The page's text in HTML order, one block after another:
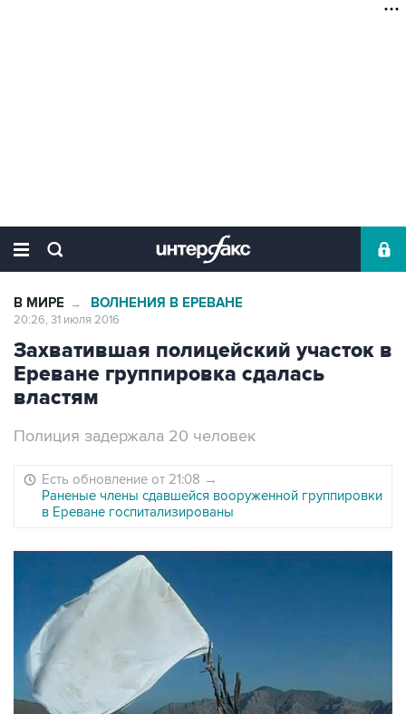
В МИРЕ → ВОЛНЕНИЯ В ЕРЕВАНЕ
20:26, 31 июля 2016
Захватившая полицейский участок в
Ереване группировка сдалась
властям
Полиция задержала 20 человек
Есть обновление от 21:08 →
Раненые члены сдавшейся вооруженной группировки
в Ереване госпитализированы